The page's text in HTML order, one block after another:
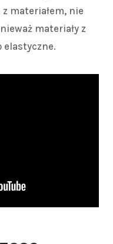
materiałem, nie
materiały z
elastyczne.